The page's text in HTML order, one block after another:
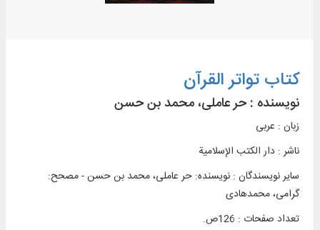
کتاب تواتر القرآن
نویسنده : حر عاملی، محمد بن حسن
زبان : عربی
ناشر : دار الکتب الإسلامیة
سایر نویسندگان : نویسنده: حر عاملی، محمد بن حسن - مصحح:
گرامی، محمدهادی
تعداد صفحات : 126ص.